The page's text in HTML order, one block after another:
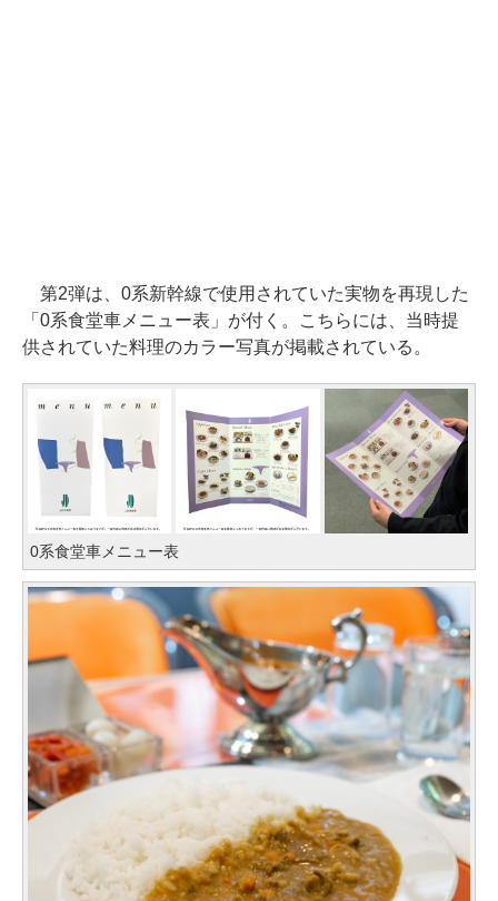
第2弾は、0系新幹線で使用されていた実物を再現した
「0系食堂車メニュー表」が付く。こちらには、当時提
供されていた料理のカラー写真が掲載されている。
0系食堂車メニュー表